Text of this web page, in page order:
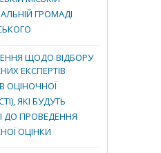
ГРОМАДІ
ЩОДО ВІДБОРУ
ЕКСПЕРТІВ
ОЦІНОЧНОЇ
ЯКІ БУДУТЬ
ДО ПРОВЕДЕННЯ
ОЦІНКИ